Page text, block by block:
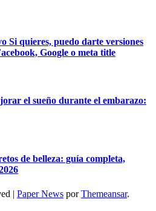
Si quieres, puedo darte versiones
Google o meta title
el sueño durante el embarazo:
de belleza: guía completa,
| Paper News porThemeansar.